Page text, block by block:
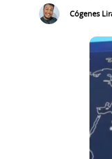
Cógenes